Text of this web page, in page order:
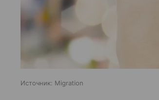
Источник: Migration